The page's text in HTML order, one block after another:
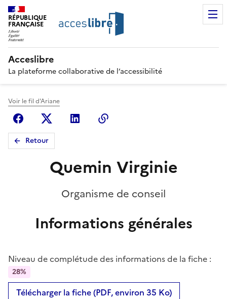
RÉPUBLIQUE
FRANÇAISE
Acceslibre
La plateforme collaborative de l’accessibilité
Voir le fil d'Ariane
FacebookX (anciennement Twitter)
Linkedin
Retour
Quemin Virginie
Organisme de conseil
Informations générales
Niveau de complétude des informations de la fiche :
28%
Télécharger la fiche (PDF, environ 35 Ko)